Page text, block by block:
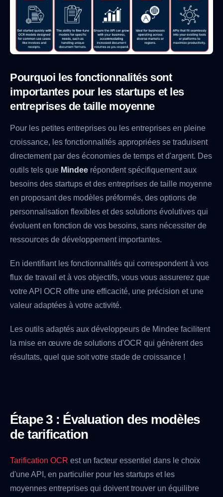
Pourquoi les fonctionnalités sont
importantes pour les startups et les
entreprises de taille moyenne
Pour les petites entreprises ou les entreprises en pleine
croissance, les fonctionnalités appropriées se traduisent
directement par des économies de temps et d'argent. Des
outils tels que Mindee répondent spécifiquement aux
besoins des startups et des entreprises de taille moyenne
en proposant des modèles préformés, des options de
personnalisation flexibles et des solutions évolutives qui
évoluent en fonction de vos besoins, sans nécessiter de
ressources de développement importantes.
En identifiant les fonctionnalités qui correspondent à vos
flux de travail et à vos objectifs, vous vous assurerez que
votre API OCR offre une efficacité, une précision et une
valeur adaptées à votre activité.
Les outils adaptés aux développeurs de Mindee facilitent
la mise en œuvre de solutions d'OCR qui génèrent des
résultats, quel que soit votre stade de croissance !
Étape 3 : Évaluation des modèles
de tarification
Tarification OCR est un facteur essentiel dans le choix
d'une API, en particulier pour les startups et les
moyennes entreprises qui doivent trouver un équilibre